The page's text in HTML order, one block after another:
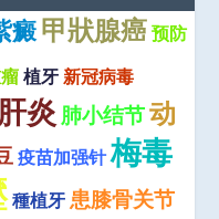
癜甲狀腺癌 预防
植牙 新冠病毒
炎 肺小结节动
疫苗加强针梅毒
種植牙 患膝骨关节